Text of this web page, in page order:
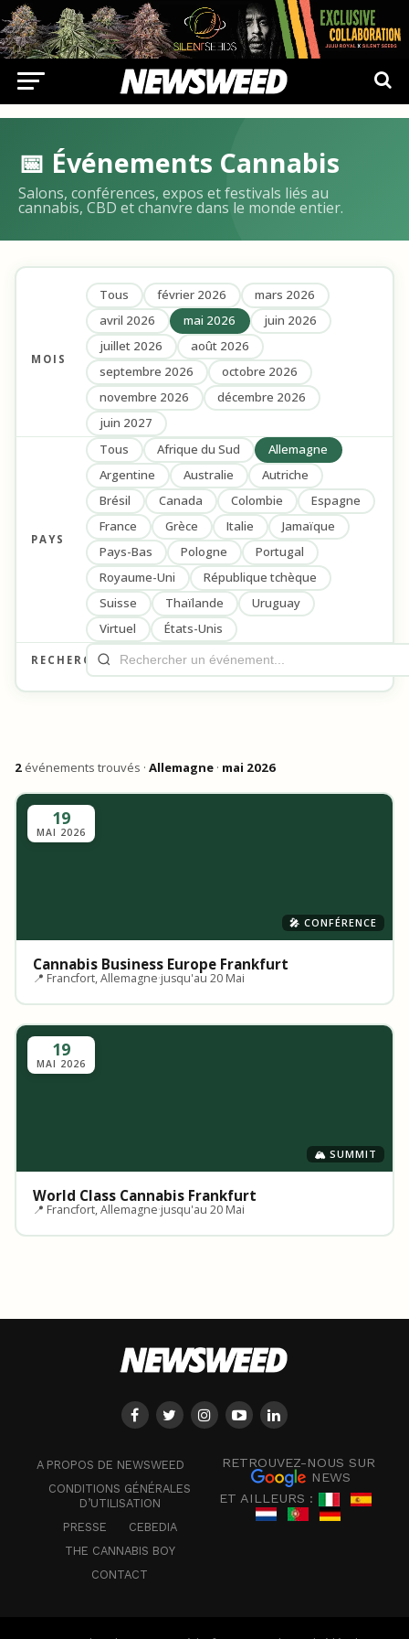
📅 Événements Cannabis
Salons, conférences, expos et festivals liés au
cannabis, CBD et chanvre dans le monde entier.
MOIS
Tous février 2026
mars 2026
avril 2026
mai 2026
juin 2026
juillet 2026
août 2026
septembre 2026
octobre 2026
novembre 2026
décembre 2026
juin 2027
PAYS
Tous Afrique du Sud
Allemagne
Argentine
Australie
Autriche
Brésil
Canada Colombie
Espagne
France
Grèce Italie
Jamaïque
Pays-Bas
Pologne
Portugal
Royaume-Uni
République tchèque
Suisse
Thaïlande
Uruguay
Virtuel
États-Unis
RECHERCHE
2 événements trouvés · Allemagne · mai 2026
19
MAI 2026
🎤 CONFÉRENCE
Cannabis Business Europe Frankfurt
📍 Francfort, Allemagne·jusqu'au 20 Mai
19
MAI 2026
🏔️ SUMMIT
World Class Cannabis Frankfurt
📍 Francfort, Allemagne·jusqu'au 20 Mai
A PROPOS DE NEWSWEED
CONDITIONS GÉNÉRALES
D’UTILISATION
PRESSE
CEBEDIA
THE CANNABIS BOY
CONTACT
RETROUVEZ-NOUS SUR
NEWS
ET AILLEURS :